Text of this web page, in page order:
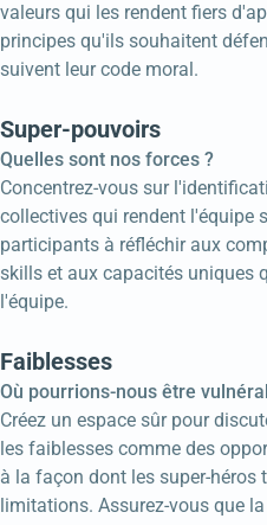
valeurs qui les rendent fiers
principes qu'ils souhaitent
suivent leur code moral.
Super-pouvoirs
Quelles sont nos forces ?
Concentrez-vous sur
collectives qui rendent l'équipe
participants à réfléchir aux
skills et aux capacités uniques
l'équipe.
Faiblesses
Où pourrions-nous être
Créez un espace sûr pour
les faiblesses comme des
à la façon dont les super-
limitations. Assurez-vous que